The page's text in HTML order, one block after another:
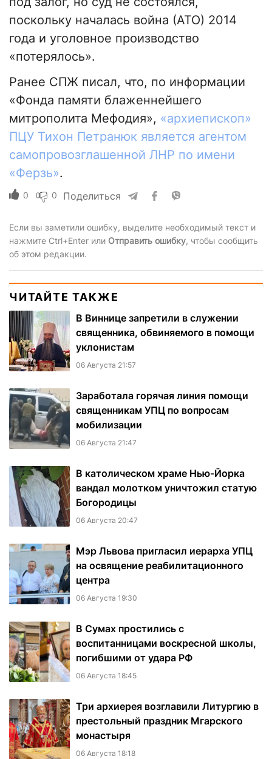
поскольку началась война (АТО) 2014
года и уголовное производство
«потерялось».
Ранее СПЖ писал, что, по информации
«Фонда памяти блаженнейшего
митрополита Мефодия», «архиепископ»
ПЦУ Тихон Петранюк является агентом
самопровозглашенной ЛНР по имени
«Ферзь».
0 0 Поделиться
Если вы заметили ошибку, выделите необходимый текст и
нажмите Ctrl+Enter или Отправить ошибку, чтобы сообщить
об этом редакции.
ЧИТАЙТЕ ТАКЖЕ
В Виннице запретили в служении
священника, обвиняемого в помощи
уклонистам
06 Августа 21:57
Заработала горячая линия помощи
священникам УПЦ по вопросам
мобилизации
06 Августа 21:47
В католическом храме Нью-Йорка
вандал молотком уничтожил статую
Богородицы
06 Августа 20:47
Мэр Львова пригласил иерарха УПЦ
на освящение реабилитационного
центра
06 Августа 19:30
В Сумах простились с
воспитанницами воскресной школы,
погибшими от удара РФ
06 Августа 18:45
Три архиерея возглавили Литургию в
престольный праздник Мгарского
монастыря
06 Августа 18:18